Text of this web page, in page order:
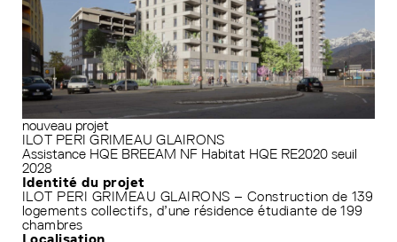
nouveau projet
ILOT PERI GRIMEAU GLAIRONS
Assistance HQE BREEAM NF Habitat HQE RE2020 seuil
2028
Identité du projet
ILOT PERI GRIMEAU GLAIRONS – Construction de 139
logements collectifs, d’une résidence étudiante de 199
chambres
Localisation